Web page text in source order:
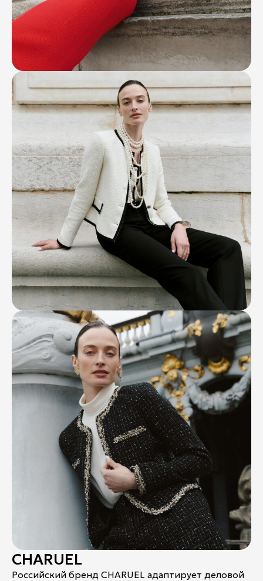
CHARUEL
Российский бренд CHARUEL адаптирует деловой